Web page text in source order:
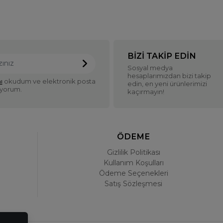
okudum ve elektronik posta
BIZI TAKIP EDIN
Sosyal medya
hesaplarımızdan bizi takip
edin, en yeni ürünlerimizi
kaçırmayın!
ÖDEME
Gizlilik Politikası
Kullanım Koşulları
Ödeme Seçenekleri
Satış Sözleşmesi